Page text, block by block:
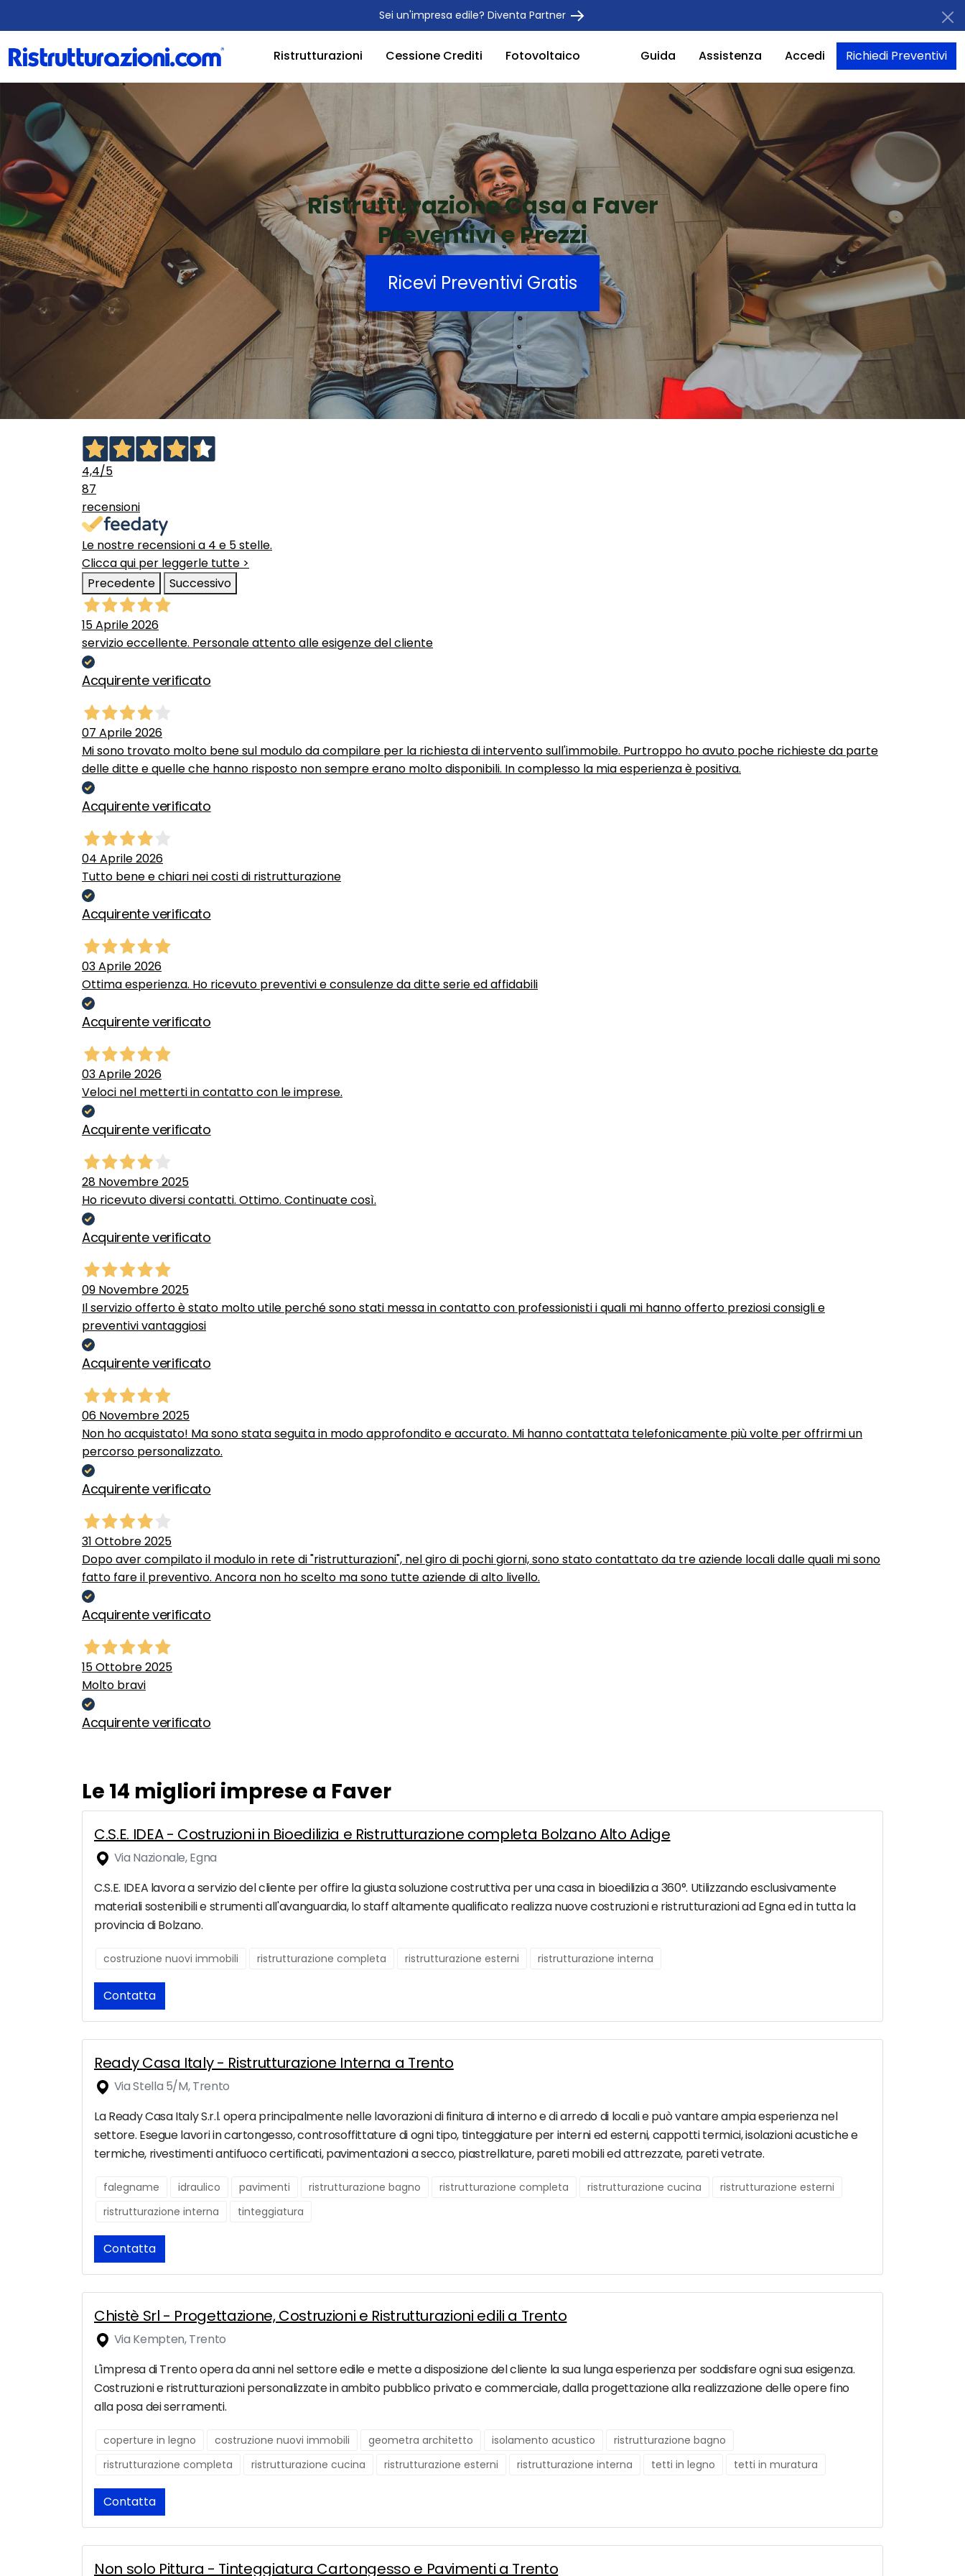
Sei un'impresa edile? Diventa Partner
Ristrutturazioni Cessione Crediti Fotovoltaico Guida Assistenza Accedi Richiedi Preventivi
Ristrutturazione Casa a Faver
Preventivi e Prezzi
Ricevi Preventivi Gratis
4,4/5
87
recensioni
Le nostre recensioni a 4 e 5 stelle.
Clicca qui per leggerle tutte >
Precedente
Successivo
15 Aprile 2026
servizio eccellente. Personale attento alle esigenze del cliente
Acquirente verificato
07 Aprile 2026
Mi sono trovato molto bene sul modulo da compilare per la richiesta di intervento sull'immobile. Purtroppo ho avuto poche richieste da parte
delle ditte e quelle che hanno risposto non sempre erano molto disponibili. In complesso la mia esperienza è positiva.
Acquirente verificato
04 Aprile 2026
Tutto bene e chiari nei costi di ristrutturazione
Acquirente verificato
03 Aprile 2026
Ottima esperienza. Ho ricevuto preventivi e consulenze da ditte serie ed affidabili
Acquirente verificato
03 Aprile 2026
Veloci nel metterti in contatto con le imprese.
Acquirente verificato
28 Novembre 2025
Ho ricevuto diversi contatti. Ottimo. Continuate così.
Acquirente verificato
09 Novembre 2025
Il servizio offerto è stato molto utile perché sono stati messa in contatto con professionisti i quali mi hanno offerto preziosi consigli e
preventivi vantaggiosi
Acquirente verificato
06 Novembre 2025
Non ho acquistato! Ma sono stata seguita in modo approfondito e accurato. Mi hanno contattata telefonicamente più volte per offrirmi un
percorso personalizzato.
Acquirente verificato
31 Ottobre 2025
Dopo aver compilato il modulo in rete di "ristrutturazioni", nel giro di pochi giorni, sono stato contattato da tre aziende locali dalle quali mi sono
fatto fare il preventivo. Ancora non ho scelto ma sono tutte aziende di alto livello.
Acquirente verificato
15 Ottobre 2025
Molto bravi
Acquirente verificato
Le 14 migliori imprese a Faver
C.S.E. IDEA - Costruzioni in Bioedilizia e Ristrutturazione completa Bolzano Alto Adige
Via Nazionale, Egna
C.S.E. IDEA lavora a servizio del cliente per offire la giusta soluzione costruttiva per una casa in bioedilizia a 360°. Utilizzando esclusivamente
materiali sostenibili e strumenti all'avanguardia, lo staff altamente qualificato realizza nuove costruzioni e ristrutturazioni ad Egna ed in tutta la
provincia di Bolzano.
costruzione nuovi immobili ristrutturazione completa ristrutturazione esterni ristrutturazione interna
Contatta
Ready Casa Italy - Ristrutturazione Interna a Trento
Via Stella 5/M, Trento
La Ready Casa Italy S.r.l. opera principalmente nelle lavorazioni di finitura di interno e di arredo di locali e può vantare ampia esperienza nel
settore. Esegue lavori in cartongesso, controsoffittature di ogni tipo, tinteggiature per interni ed esterni, cappotti termici, isolazioni acustiche e
termiche, rivestimenti antifuoco certificati, pavimentazioni a secco, piastrellature, pareti mobili ed attrezzate, pareti vetrate.
falegname idraulico pavimenti ristrutturazione bagno ristrutturazione completa ristrutturazione cucina
ristrutturazione esterni
ristrutturazione interna
tinteggiatura
Contatta
Chistè Srl - Progettazione, Costruzioni e Ristrutturazioni edili a Trento
Via Kempten, Trento
L'impresa di Trento opera da anni nel settore edile e mette a disposizione del cliente la sua lunga esperienza per soddisfare ogni sua esigenza.
Costruzioni e ristrutturazioni personalizzate in ambito pubblico privato e commerciale, dalla progettazione alla realizzazione delle opere fino
alla posa dei serramenti.
coperture in legno costruzione nuovi immobili geometra architetto isolamento acustico
ristrutturazione bagno
ristrutturazione completa
ristrutturazione cucina ristrutturazione esterni ristrutturazione interna tetti in legno tetti in muratura
Contatta
Non solo Pittura - Tinteggiatura Cartongesso e Pavimenti a Trento